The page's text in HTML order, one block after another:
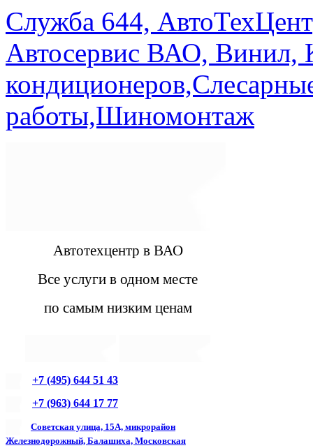
Служба 644,
Автосервис ВАО, Винил,
работы,Шиномонтаж
Автотехцентр в ВАО
Все услуги в одном месте
по самым низким ценам
+7 (495) 644 51 43
+7 (963) 644 17 77
Советская улица, 15А, микрорайон
Железнодорожный, Балашиха, Московская